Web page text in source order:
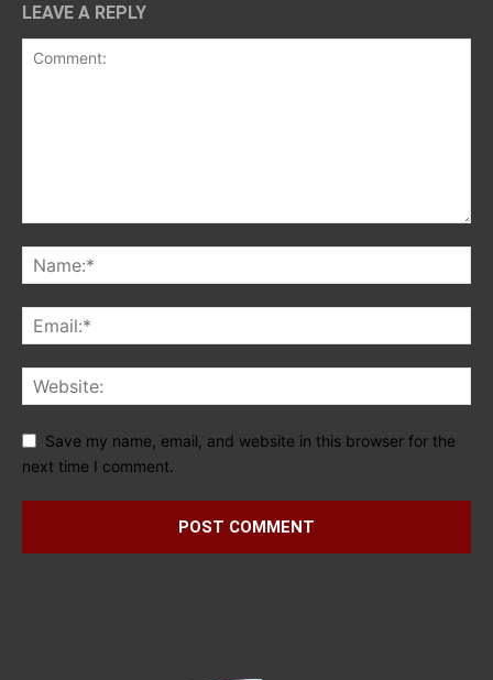
LEAVE A REPLY
Save my name, email, and website in this browser for the
next time I comment.